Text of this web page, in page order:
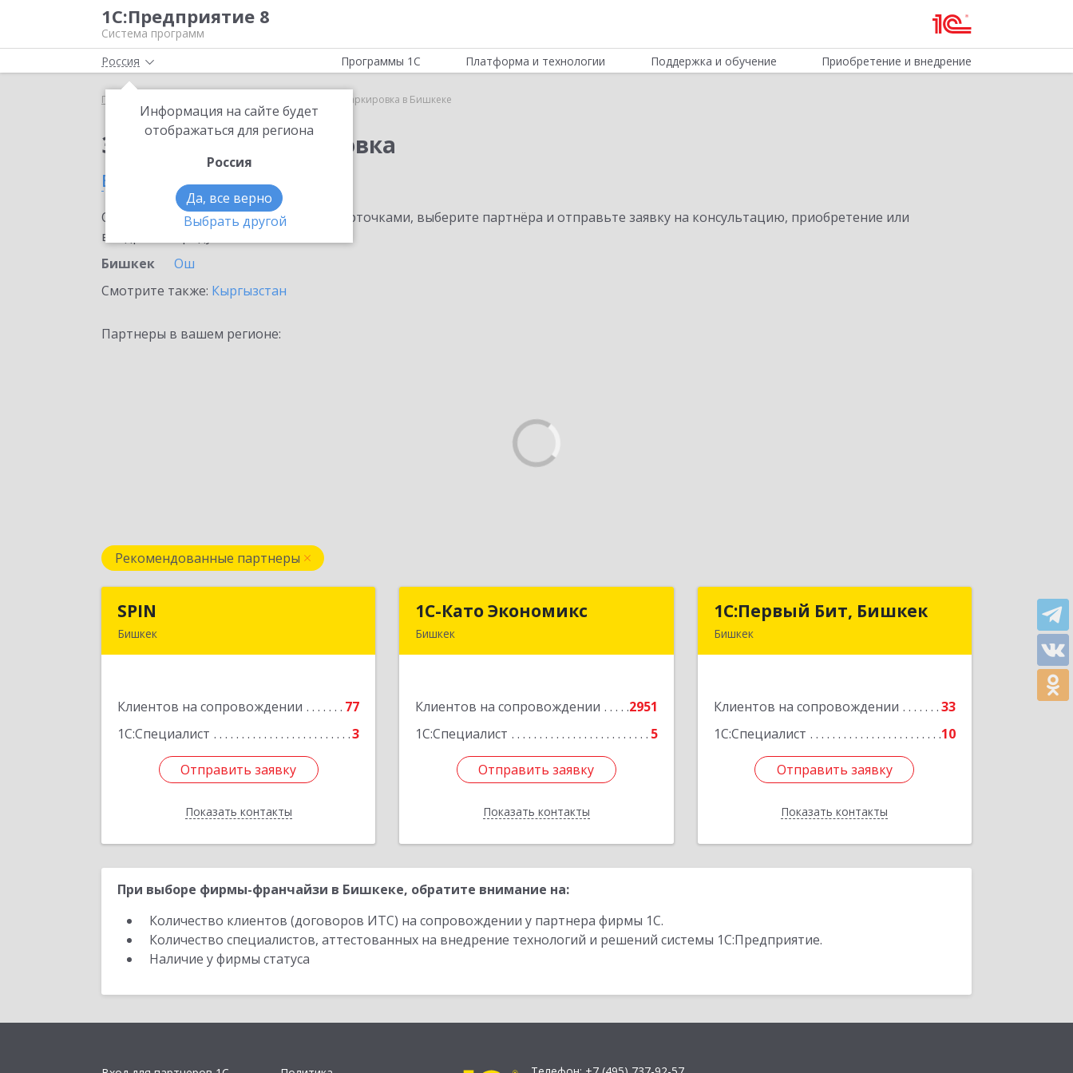
1С:Предприятие 8
Система программ
Россия
Информация на сайте будет
отображаться для региона
Россия
Да, все верно
Выбрать другой
Программы 1С Платформа и технологии Поддержка и обучение Приобретение и внедрение
Главная 1С:Маркировка в Бишкеке
Заказать 1С:Маркировка
в Бишкеке
Ознакомьтесь с информационными карточками, выберите партнёра и отправьте заявку на консультацию, приобретение или
внедрение продукта.
Бишкек
Ош
Смотрите также: Кыргызстан
Партнеры в вашем регионе:
Рекомендованные партнеры
SPIN
Бишкек
Клиентов на сопровождении
77
1С:Специалист
3
Отправить заявку
Показать контакты
Подробнее
Отправить заявку
Назад
1С-Като Экономикс
Бишкек
Клиентов на сопровождении
2951
1С:Специалист
5
Отправить заявку
Показать контакты
1С-Като Экономикс
Подробнее
Отправить заявку
Назад
1С:Первый Бит, Бишкек
Бишкек
Клиентов на сопровождении
33
1С:Специалист
10
Отправить заявку
Показать контакты
1С:Первый Бит, Бишкек
Подробнее
Отправить заявку
Назад
При выборе фирмы-франчайзи в Бишкеке, обратите внимание на:
Количество клиентов (договоров ИТС) на сопровождении у партнера фирмы 1С.
Количество специалистов, аттестованных на внедрение технологий и решений системы 1С:Предприятие.
Наличие у фирмы статуса